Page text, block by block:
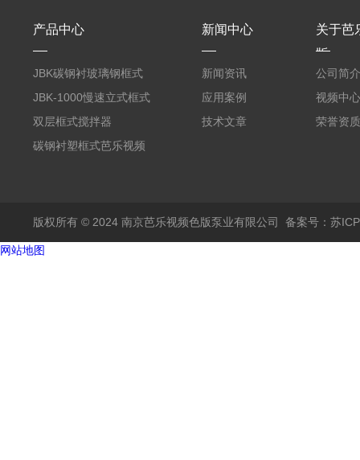
产品中心
JBK碳钢衬玻璃钢框式
芭乐视频APP黄
JBK-1000慢速立式框式
芭乐视频APP黄
双层框式搅拌器
碳钢衬塑框式芭乐视频
新闻中心
新闻资讯
应用案例
技术文章
关于芭
版
公司简介
视频中心
荣誉资质
版权所有 © 2024 南京芭乐视频色版泵业有限公司 备案号：苏
网站地图